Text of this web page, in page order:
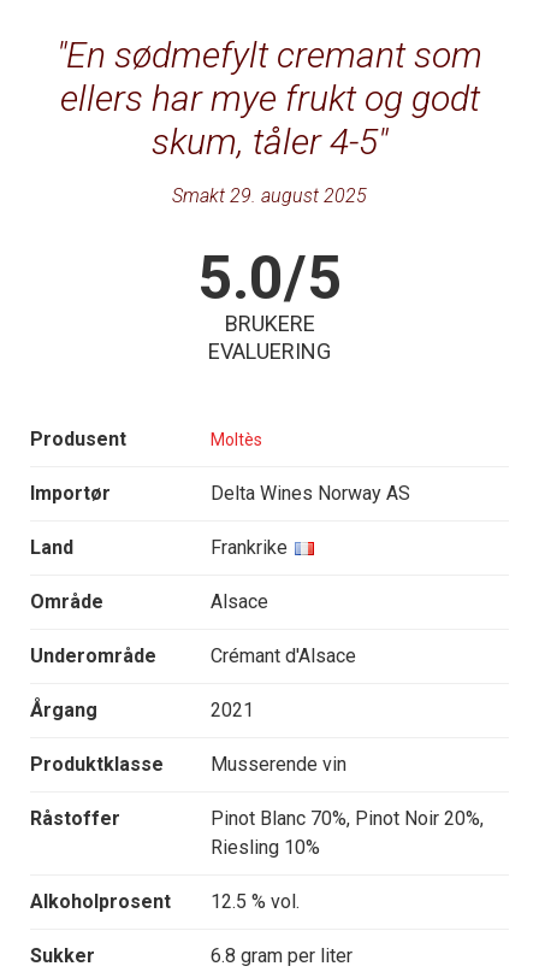
En sødmefylt cremant som
ellers har mye frukt og godt
skum, tåler 4-5
Smakt 29. august 2025
5.0/5
BRUKERE
EVALUERING
Produsent Moltès
Importør Delta Wines Norway AS
Land Frankrike
Område Alsace
Underområde Crémant d'Alsace
Årgang 2021
Produktklasse Musserende vin
Råstoffer
Pinot Blanc 70%, Pinot Noir 20%,
Riesling 10%
Alkoholprosent 12.5 % vol.
Sukker 6.8 gram per liter